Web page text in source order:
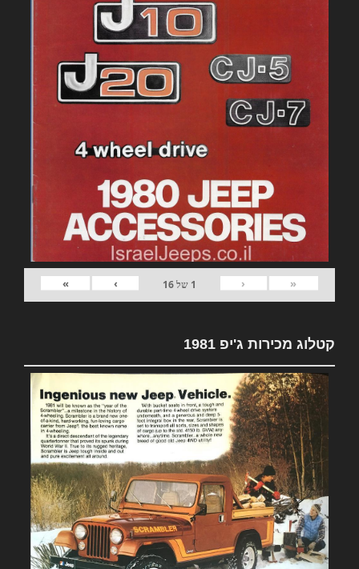
«
‹
1 של16
›
»
קטלוג מכירות ג'יפ 1981